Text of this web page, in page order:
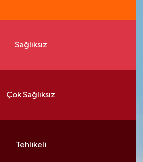
Sağlıksız
Çok Sağlıksız
Tehlikeli